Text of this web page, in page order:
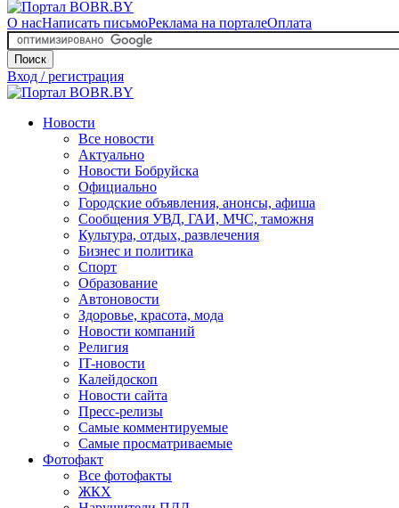
О насНаписать письмоРеклама на порталеОплата
Поиск
Вход / регистрация
Новости
Все новости
Актуально
Новости Бобруйска
Официально
Городские объявления, анонсы, афиша
Сообщения УВД, ГАИ, МЧС, таможня
Культура, отдых, развлечения
Бизнес и политика
Спорт
Образование
Автоновости
Здоровье, красота, мода
Новости компаний
Религия
IT-новости
Калейдоскоп
Новости сайта
Пресс-релизы
Самые комментируемые
Самые просматриваемые
Фотофакт
Все фотофакты
ЖКХ